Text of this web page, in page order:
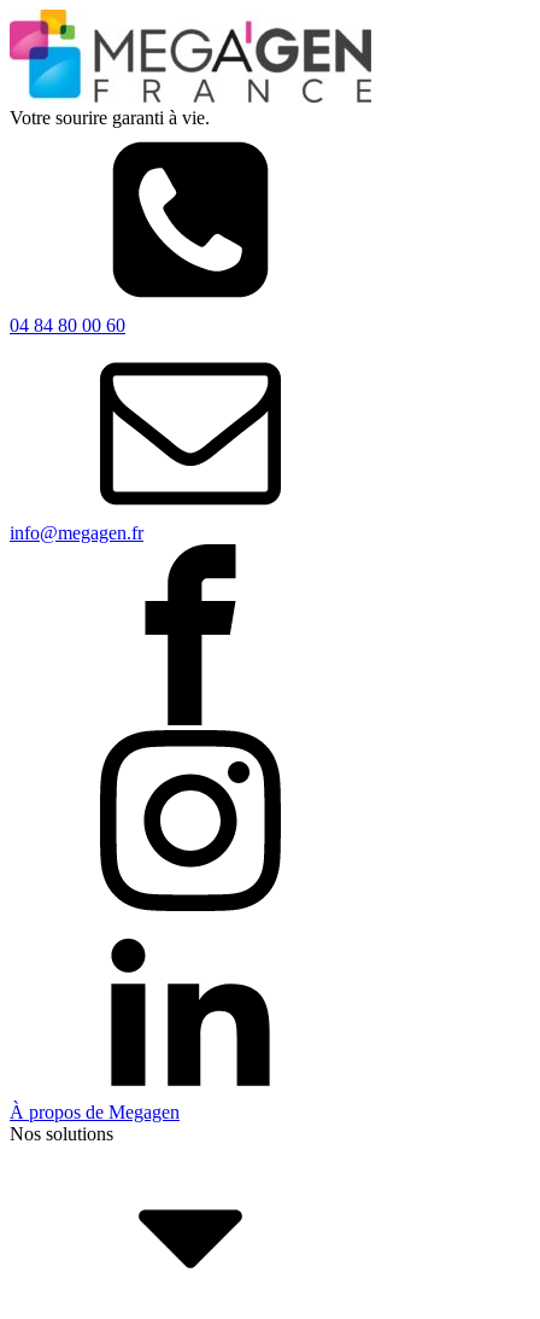
Votre sourire garanti à vie.
04 84 80 00 60
info@megagen.fr
À propos de Megagen
Nos solutions